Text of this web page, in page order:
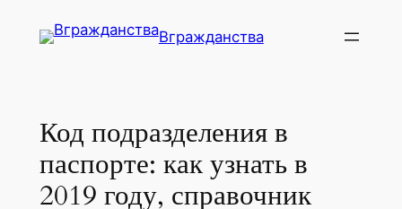
Вгражданства
Код подразделения в
паспорте: как узнать в
2019 году, справочник